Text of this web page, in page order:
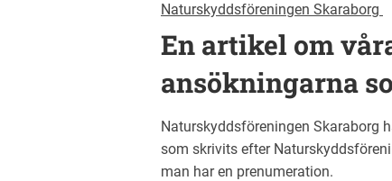
Naturskyddsföreningen Skaraborg
En artikel om
ansökningarna
Naturskyddsföreningen Skaraborg
som skrivits efter
man har en prenumeration.